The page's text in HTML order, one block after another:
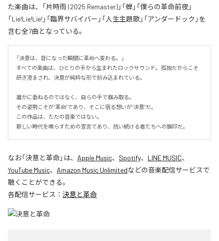
た楽曲は、「片時雨 (2025 Remaster)」「蝉」「僕らの革命前夜」
「Lie!Lie!Lie!」「臨界サバイバー」「人生主題歌」「アンダードック」を
含む全7曲となっている。
「決意は、音になった瞬間に革命へ変わる。」
すべての楽曲は、ひとりの手から生まれたロックサウンド。孤独だからこそ
研ぎ澄まされ、決意が純粋な形で刻み込まれている。
誰かに委ねるのではなく、自らの手で掴み取る。
その姿勢こそが“革命”であり、そこに宿る想いが“決意”だ。
この作品は、ただの音楽ではない。
新しい時代を鳴らすための宣言であり、抗い続ける者たちへの旗印だ。
なお「決意と革命」は、 Apple Music、 Spotify、 LINE MUSIC、
YouTube Music、 Amazon Music Unlimitedなどの音楽配信サービスで
聴くことができる。
各配信サービス： 決意と革命